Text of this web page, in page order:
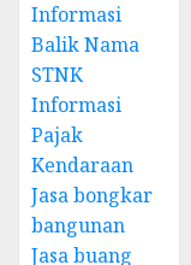
Informasi
Balik Nama
STNK
Informasi
Pajak
Kendaraan
Jasa bongkar
bangunan
Jasa buang